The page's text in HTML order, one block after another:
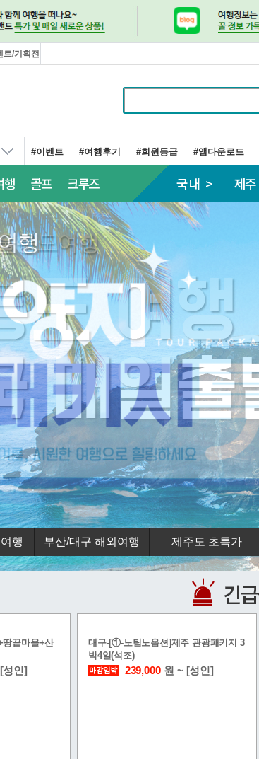
트/기획전
#이벤트 #여행후기 #회원등급 #앱다운로드
행 골프 크루즈 국내 > 제주
행 부산/대구 해외여행 제주도 초특가
땅끝마을+산
성인]
대구-[①-노팁노옵션]제주 관광패키지 3
박4일(석조)
239,000 원 ~ [성인]